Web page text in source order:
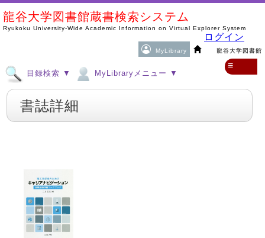
龍谷大学図書館蔵書検索システム
Ryukoku University-Wide Academic Information on Virtual Explorer System
MyLibrary 龍谷大学図書館
ログイン
目録検索 ▼ MyLibraryメニュー ▼
≡
書誌詳細